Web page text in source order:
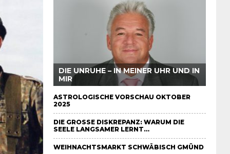
DIE UNRUHE – IN MEINER UHR UND IN
MIR
ASTROLOGISCHE VORSCHAU OKTOBER
2025
DIE GROSSE DISKREPANZ: WARUM DIE S
EELE LANGSAMER LERNT…
WEIHNACHTSMARKT SCHWÄBISCH GMÜND